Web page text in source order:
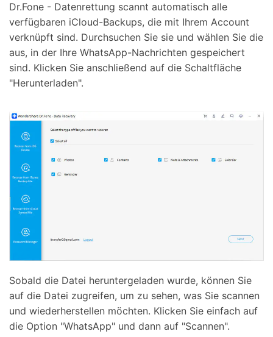
Dr.Fone - Datenrettung scannt automatisch alle
verfügbaren iCloud-Backups, die mit Ihrem Account
verknüpft sind. Durchsuchen Sie sie und wählen Sie die
aus, in der Ihre WhatsApp-Nachrichten gespeichert
sind. Klicken Sie anschließend auf die Schaltfläche
"Herunterladen".
Sobald die Datei heruntergeladen wurde, können Sie
auf die Datei zugreifen, um zu sehen, was Sie scannen
und wiederherstellen möchten. Klicken Sie einfach auf
die Option "WhatsApp" und dann auf "Scannen".